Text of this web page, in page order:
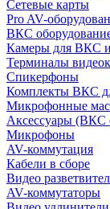
Сетевые карты
Pro AV-
ВКС
Камеры для ВКС и
Терминалы
Спикерфоны
Комплекты ВКС
Микрофонные
Аксессуары (ВКС
Микрофоны
AV-коммутация
Кабели в сборе
Видео
AV-коммутаторы